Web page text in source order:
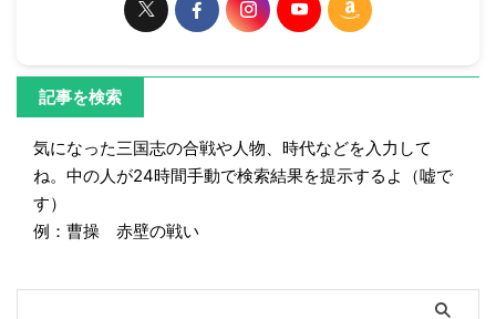
記事を検索
気になった三国志の合戦や人物、時代などを入力して
ね。中の人が24時間手動で検索結果を提示するよ（嘘で
す）
例：曹操 赤壁の戦い